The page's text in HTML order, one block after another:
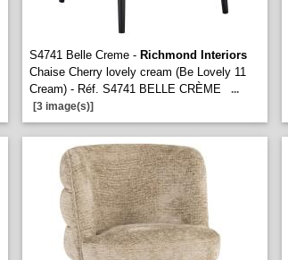
S4741 Belle Creme - Richmond Interiors
Chaise Cherry lovely cream (Be Lovely 11
Cream) - Réf. S4741 BELLE CRÈME
...
[3 image(s)]